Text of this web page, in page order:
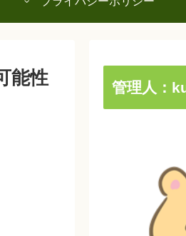
能性 管理人：